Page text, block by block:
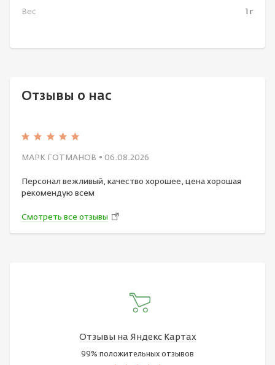
Вес 1 г
Отзывы о нас
МАРК ГОТМАНОВ • 06.08.2026
Персонал вежливый, качество хорошее, цена хорошая
рекомендую всем
Смотреть все отзывы
Отзывы на Яндекс Картах
99% положительных отзывов